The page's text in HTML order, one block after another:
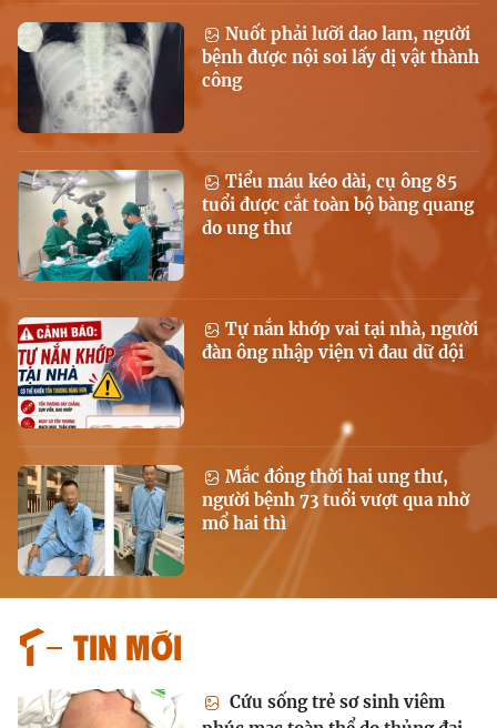
Nuốt phải lưỡi dao lam, người
bệnh được nội soi lấy dị vật thành
công
Tiểu máu kéo dài, cụ ông 85
tuổi được cắt toàn bộ bàng quang
do ung thư
Tự nắn khớp vai tại nhà, người
đàn ông nhập viện vì đau dữ dội
Mắc đồng thời hai ung thư,
người bệnh 73 tuổi vượt qua nhờ
mổ hai thì
Tin mới
Cứu sống trẻ sơ sinh viêm